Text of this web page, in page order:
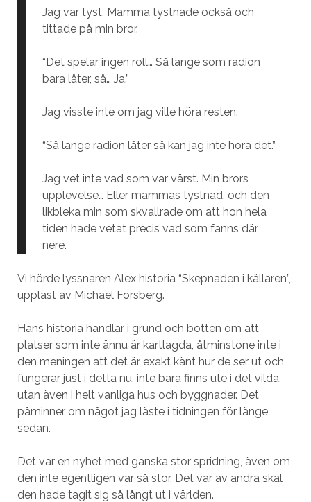
Jag var tyst. Mamma tystnade också och
tittade på min bror.
“Det spelar ingen roll… Så länge som radion
bara låter, så… Ja.”
Jag visste inte om jag ville höra resten.
“Så länge radion låter så kan jag inte höra det.”
Jag vet inte vad som var värst. Min brors
upplevelse… Eller mammas tystnad, och den
likbleka min som skvallrade om att hon hela
tiden hade vetat precis vad som fanns där
nere.
Vi hörde lyssnaren Alex historia “Skepnaden i källaren”,
uppläst av Michael Forsberg.
Hans historia handlar i grund och botten om att
platser som inte ännu är kartlagda, åtminstone inte i
den meningen att det är exakt känt hur de ser ut och
fungerar just i detta nu, inte bara finns ute i det vilda,
utan även i helt vanliga hus och byggnader. Det
påminner om något jag läste i tidningen för länge
sedan.
Det var en nyhet med ganska stor spridning, även om
den inte egentligen var så stor. Det var av andra skäl
den hade tagit sig så långt ut i världen.